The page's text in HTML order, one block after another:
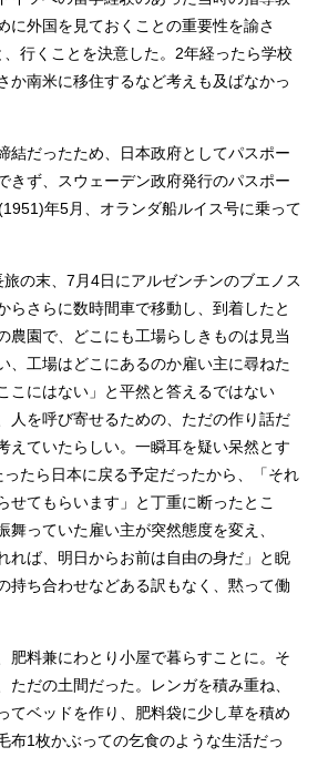
に外国を見ておくことの重要性を諭さ
行くことを決意した。2年経ったら学校
か南米に移住するなど考えも及ばなかっ
結だったため、日本政府としてパスポー
きず、スウェーデン政府発行のパスポー
年5月、オランダ船ルイス号に乗って
の末、7月4日にアルゼンチンのブエノス
らさらに数時間車で移動し、到着したと
農園で、どこにも工場らしきものは見当
、工場はどこにあるのか雇い主に尋ねた
こにはない」と平然と答えるではない
人を呼び寄せるための、ただの作り話だ
えていたらしい。一瞬耳を疑い呆然とす
たら日本に戻る予定だったから、「それ
せてもらいます」と丁重に断ったとこ
舞っていた雇い主が突然態度を変え、
れば、明日からお前は自由の身だ」と睨
持ち合わせなどある訳もなく、黙って働
肥料兼にわとり小屋で暮らすことに。そ
ただの土間だった。レンガを積み重ね、
てベッドを作り、肥料袋に少し草を積め
布1枚かぶっての乞食のような生活だっ